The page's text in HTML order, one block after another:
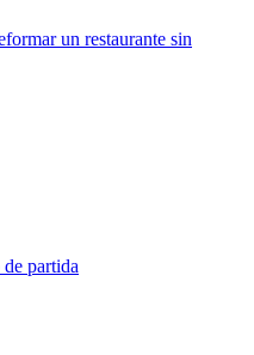
un restaurante sin
partida